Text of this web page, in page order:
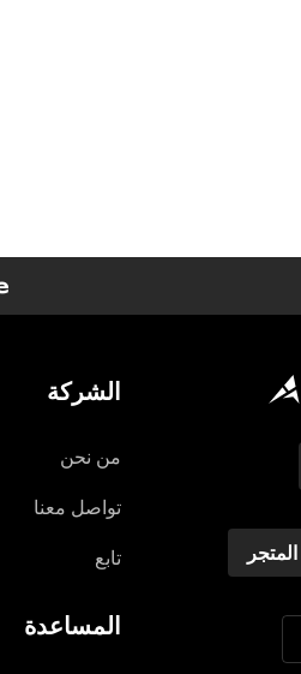
الشركة
من نحن
تواصل معنا
تابع
المساعدة